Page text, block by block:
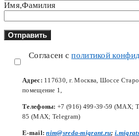
Имя,Фамилия
Согласен сполитикой
Адрес: 117630, г. Москва, Шоссе
помещение 1,
Телефоны: +7 (916) 499-39-59 (MAX;
85 (MAX; Telegram)
Е-mail:nim@sreda-migrant.ru;